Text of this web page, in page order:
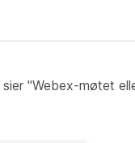
"Webex-møtet